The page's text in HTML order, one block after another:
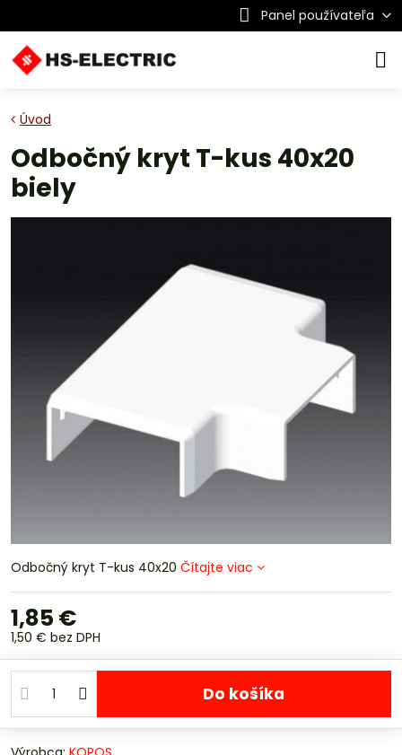
Panel používateľa
Úvod
Odbočný kryt T-kus 40x20
biely
Odbočný kryt T-kus 40x20 Čítajte viac
1,85 €
1,50 € bez DPH
Do košíka